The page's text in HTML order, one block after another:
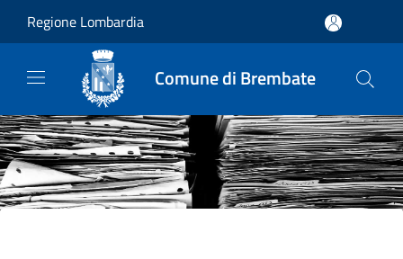
Regione Lombardia
Comune di Brembate